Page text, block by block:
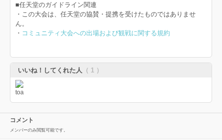
■任天堂のガイドライン関連
・この大会は、任天堂の協賛・提携を受けたものではありませ
ん。
・ コミュニティ大会への出場および観戦に関する規約
いいね！してくれた人 （ 1 ）
コメント
メンバーのみ閲覧可能です。